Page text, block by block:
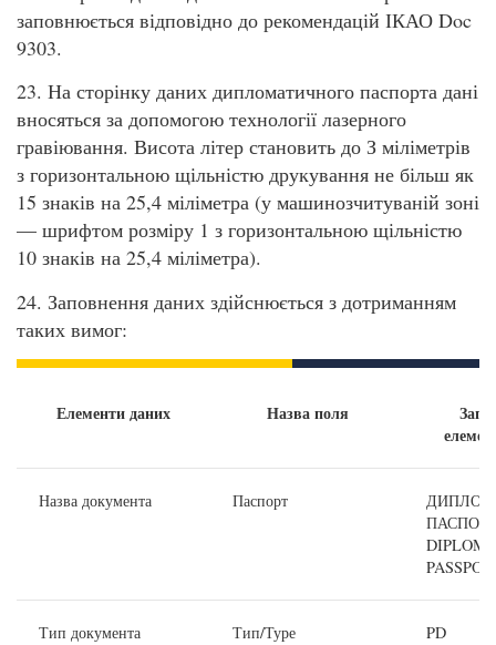
заповнюється відповідно до рекомендацій ІКАО Doc
9303.
23. На сторінку даних дипломатичного паспорта дані
вносяться за допомогою технології лазерного
гравіювання. Висота літер становить до З міліметрів
з горизонтальною щільністю друкування не більш як
15 знаків на 25,4 міліметра (у машинозчитуваній зоні
— шрифтом розміру 1 з горизонтальною щільністю
10 знаків на 25,4 міліметра).
24. Заповнення даних здійснюється з дотриманням
таких вимог:
Елементи даних Назва поля
Назва документа Паспорт
Тип документа Тип/Туре PD